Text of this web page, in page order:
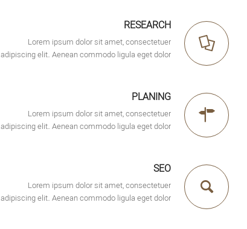
RESEARCH
Lorem ipsum dolor sit amet, consectetuer
adipiscing elit. Aenean commodo ligula eget dolor.
PLANING
Lorem ipsum dolor sit amet, consectetuer
adipiscing elit. Aenean commodo ligula eget dolor.
SEO
Lorem ipsum dolor sit amet, consectetuer
adipiscing elit. Aenean commodo ligula eget dolor.